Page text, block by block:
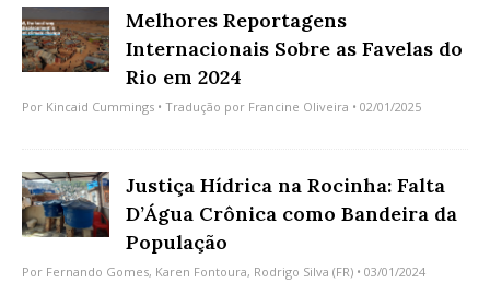
Melhores Reportagens
Internacionais Sobre as Favelas do
Rio em 2024
Por Kincaid Cummings • Tradução por Francine Oliveira • 02/01/2025
Justiça Hídrica na Rocinha: Falta
D’Água Crônica como Bandeira da
População
Por Fernando Gomes, Karen Fontoura, Rodrigo Silva (FR) • 03/01/2024